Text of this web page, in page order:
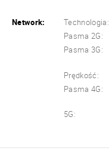
Network: Technologia:
Pasma 2G:
Pasma 3G:
Prędkość:
Pasma 4G:
5G: